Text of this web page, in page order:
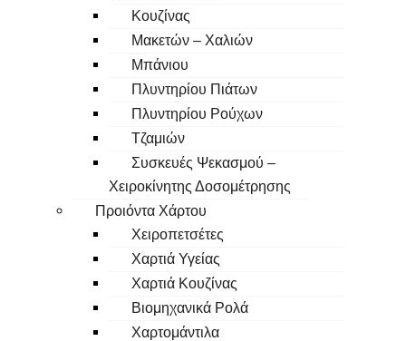
Κουζίνας
Μακετών – Χαλιών
Μπάνιου
Πλυντηρίου Πιάτων
Πλυντηρίου Ρούχων
Τζαμιών
Συσκευές Ψεκασμού –
Χειροκίνητης Δοσομέτρησης
Προιόντα Χάρτου
Χειροπετσέτες
Χαρτιά Υγείας
Χαρτιά Κουζίνας
Βιομηχανικά Ρολά
Χαρτομάντιλα